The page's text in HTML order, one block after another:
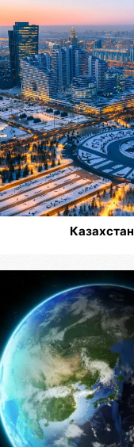
Казахстан